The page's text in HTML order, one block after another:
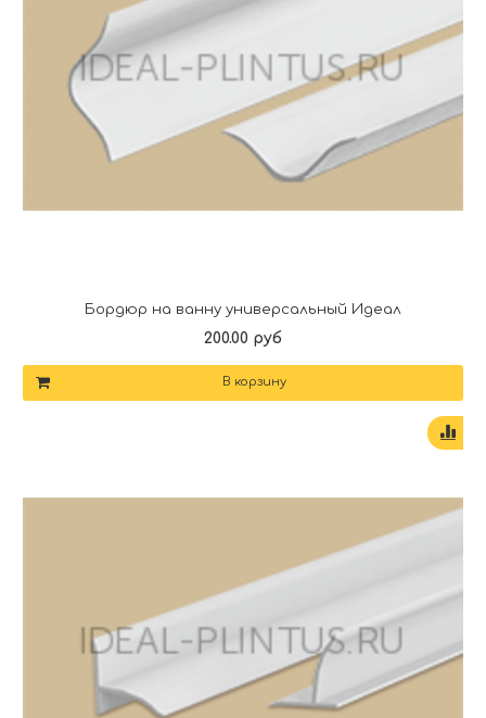
Бордюр на ванну универсальный Идеал
200.00 руб
В корзину